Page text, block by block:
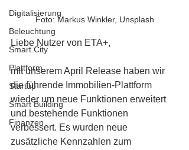
Digitalisierung
Beleuchtung
Smart City
Plattform
Startup
Smart Building
Finanzen
Foto: Markus Winkler, Unsplash
Liebe Nutzer von ETA+,
mit unserem April Release haben wir
die führende Immobilien-Plattform
wieder um neue Funktionen erweitert
und bestehende Funktionen
verbessert. Es wurden neue
zusätzliche Kennzahlen zum